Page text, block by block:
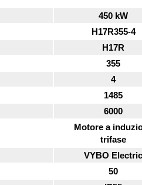
450 kW
H17R355-4
H17R
355
4
1485
6000
Motore a
trifase
VYBO Electric
50